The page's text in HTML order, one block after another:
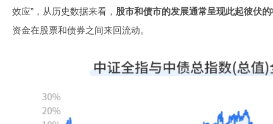
效应”，从历史数据来看， 股市和债市的发展通常呈现此起彼伏
资金在股票和债券之间来回流动。